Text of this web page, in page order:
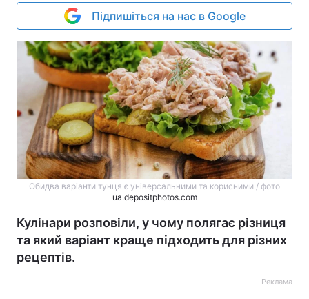
Підпишіться на нас в Google
Обидва варіанти тунця є універсальними та корисними / фото
ua.depositphotos.com
Кулінари розповіли, у чому полягає різниця
та який варіант краще підходить для різних
рецептів.
Реклама